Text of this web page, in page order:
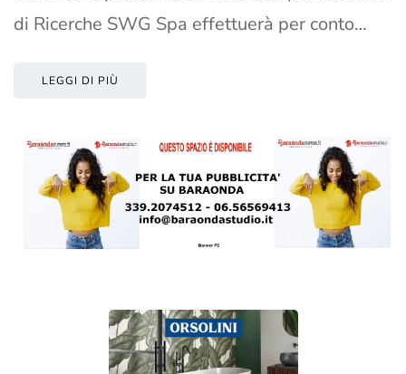
di Ricerche SWG Spa effettuerà per conto…
LEGGI DI PIÙ